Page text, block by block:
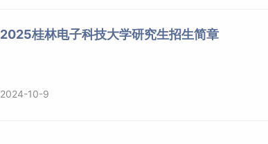
2025桂林电子科技大学研究生招生简章
2024-10-9